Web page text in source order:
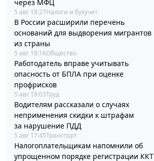
через МФЦ
5 авг 18:27Налоги и бухучет
В России расширили перечень
оснований для выдворения мигрантов
из страны
5 авг 18:16Общество
Работодатель вправе учитывать
опасность от БПЛА при оценке
профрисков
5 авг 18:03Труд
Водителям рассказали о случаях
неприменения скидки к штрафам
за нарушение ПДД
5 авг 17:45Транспорт
Налогоплательщикам напомнили об
упрощенном порядке регистрации ККТ